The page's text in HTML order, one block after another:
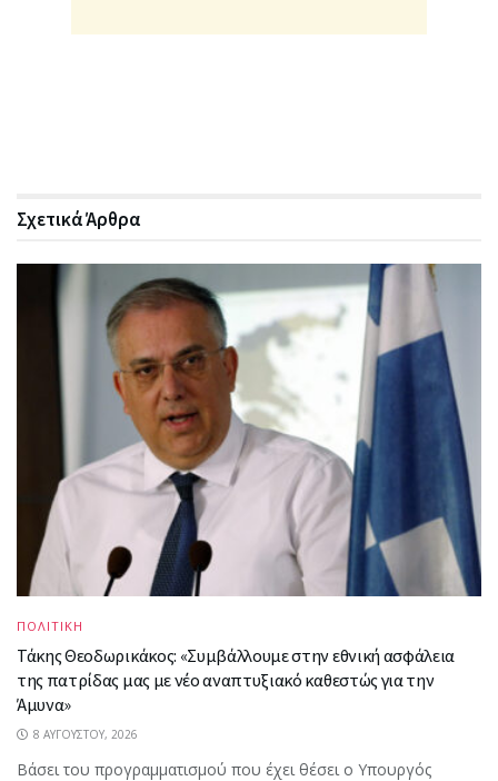
ΣχετικάΆρθρα
ΠΟΛΙΤΙΚΗ
Τάκης Θεοδωρικάκος: «Συμβάλλουμε στην εθνική ασφάλεια
της πατρίδας μας με νέο αναπτυξιακό καθεστώς για την
Άμυνα»
8 ΑΥΓΟΎΣΤΟΥ, 2026
Βάσει του προγραμματισμού που έχει θέσει ο Υπουργός